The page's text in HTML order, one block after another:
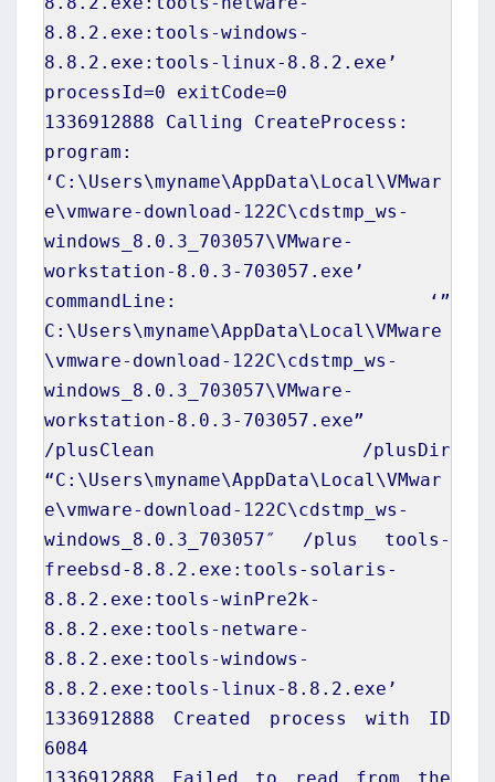
8.8.2.exe:tools-windows-
8.8.2.exe:tools-linux-8.8.2.exe’
processId=0 exitCode=0
1336912888 Calling CreateProcess:
program:
‘C:\Users\myname\AppData\Local\VMwar
e\vmware-download-122C\cdstmp_ws-
windows_8.0.3_703057\VMware-
workstation-8.0.3- 703057 .exe’
commandLine: ‘”
C:\Users\myname\AppData\Local\VMware
\vmware-download-122C\cdstmp_ws-
windows_8.0.3_703057\VMware-
workstation-8.0.3- 703057 .exe”
/plusClean /plusDir
“C:\Users\myname\AppData\Local\VMwar
e\vmware-download-122C\cdstmp_ws-
windows_8.0.3_703057″ /plus tools-
freebsd-8.8.2.exe:tools-solaris-
8.8.2.exe:tools-winPre2k-
8.8.2.exe:tools-netware-
8.8.2.exe:tools-windows-
8.8.2.exe:tools-linux-8.8.2.exe’
1336912888 Created process with ID
6084